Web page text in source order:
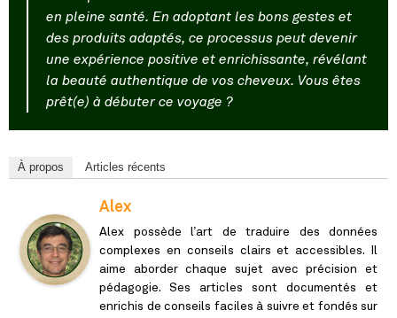
en pleine santé. En adoptant les bons gestes et
des produits adaptés, ce processus peut devenir
une expérience positive et enrichissante, révélant
la beauté authentique de vos cheveux. Vous êtes
prêt(e) à débuter ce voyage ?
À propos Articles récents
Alex
Alex possède l’art de traduire des données
complexes en conseils clairs et accessibles. Il
aime aborder chaque sujet avec précision et
pédagogie. Ses articles sont documentés et
enrichis de conseils faciles à suivre et fondés sur